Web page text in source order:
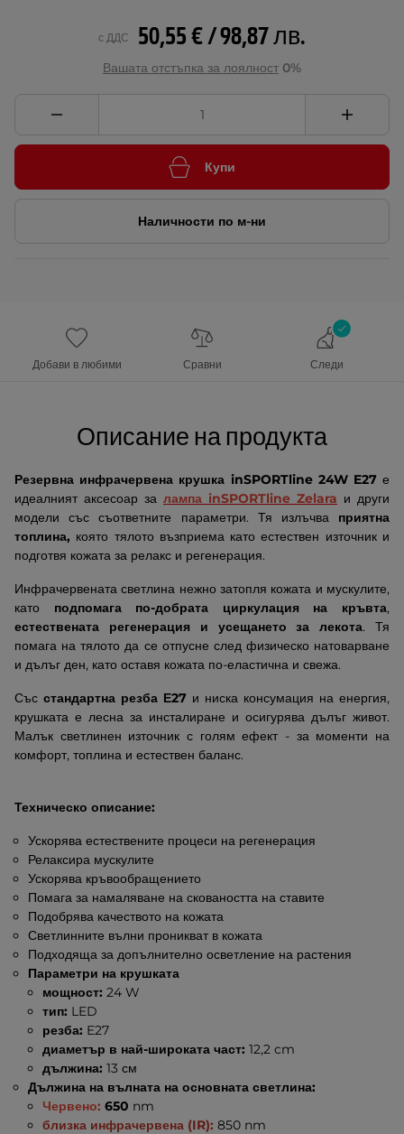
50,55 € / 98,87 лв.
с ДДС
Вашата отстъпка за лоялност 0%
Купи
Наличности по м-ни
Добави в любими Сравни Следи
Описание на продукта
Резервна инфрачервена крушка inSPORTline 24W E27е
идеалният аксесоар за лампа inSPORTline Zelara и други
модели със съответните параметри. Тя излъчваприятна
топлина, която тялото възприема като естествен източник и
подготвя кожата за релакс и регенерация.
Инфрачервената светлина нежно затопля кожата и мускулите,
като подпомага по-добрата циркулация на кръвта,
естествената регенерация и усещането за лекота. Тя
помага на тялото да се отпусне след физическо натоварване
и дълъг ден, като оставя кожата по-еластична и свежа.
Със стандартна резба Е27 и ниска консумация на енергия,
крушката е лесна за инсталиране и осигурява дълъг живот.
Малък светлинен източник с голям ефект - за моменти на
комфорт, топлина и естествен баланс.
Техническо описание:
Ускорява естествените процеси на регенерация
Релаксира мускулите
Ускорява кръвообращението
Помага за намаляване на сковаността на ставите
Подобрява качеството на кожата
Светлинните вълни проникват в кожата
Подходяща за допълнително осветление на растения
Параметри на крушката
мощност: 24 W
тип: LED
резба: E27
диаметър в най-широката част: 12,2 cm
дължина: 13 см
Дължина на вълната на основната светлина:
Червено: 650 nm
близка инфрачервена (IR): 850 nm